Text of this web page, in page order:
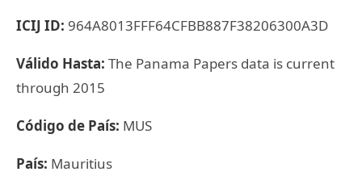
ICIJ ID: 964A8013FFF64CFBB887F38206300A3D
Válido Hasta: The Panama Papers data is current
through 2015
Código de País: MUS
País: Mauritius